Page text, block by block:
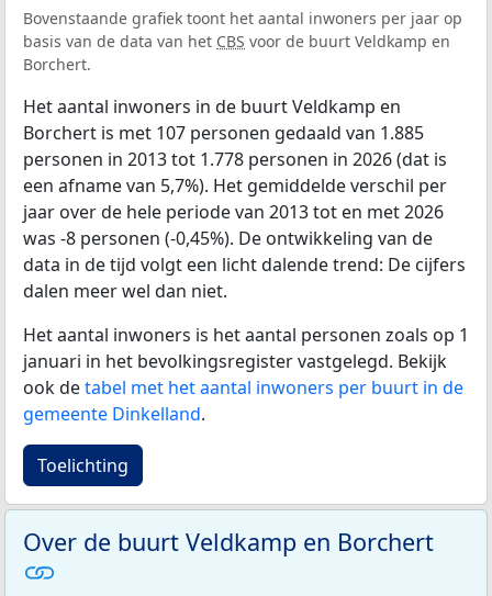
Bovenstaande grafiek toont het aantal inwoners per jaar op
basis van de data van het CBS voor de buurt Veldkamp en
Borchert.
Het aantal inwoners in de buurt Veldkamp en
Borchert is met 107 personen gedaald van 1.885
personen in 2013 tot 1.778 personen in 2026 (dat is
een afname van 5,7%). Het gemiddelde verschil per
jaar over de hele periode van 2013 tot en met 2026
was -8 personen (-0,45%). De ontwikkeling van de
data in de tijd volgt een licht dalende trend: De cijfers
dalen meer wel dan niet.
Het aantal inwoners is het aantal personen zoals op 1
januari in het bevolkingsregister vastgelegd. Bekijk
ook detabel met het aantal inwoners per buurt in de
gemeente Dinkelland.
Toelichting
Over de buurt Veldkamp en Borchert